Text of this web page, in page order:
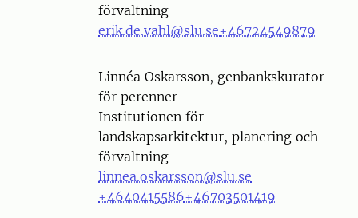
förvaltning
erik.de.vahl@slu.se+46724549879
PersonLinnéa Oskarsson, genbankskurator
för perenner
Institutionen för
landskapsarkitektur, planering och
förvaltning
linnea.oskarsson@slu.se
+4640415586+46703501419